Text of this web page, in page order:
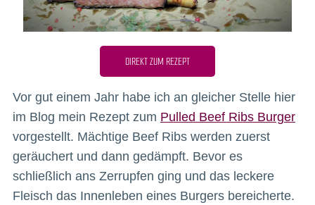
DIREKT ZUM REZEPT
Vor gut einem Jahr habe ich an gleicher Stelle hier
im Blog mein Rezept zum Pulled Beef Ribs Burger
vorgestellt. Mächtige Beef Ribs werden zuerst
geräuchert und dann gedämpft. Bevor es
schließlich ans Zerrupfen ging und das leckere
Fleisch das Innenleben eines Burgers bereicherte.